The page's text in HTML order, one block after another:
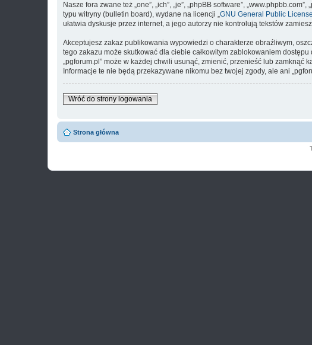
Nasze fora zwane też „one”, „ich”, „je”, „phpBB software”,
typu witryny (bulletin board), wydane na licencji „GNU General Public
ułatwia dyskusje przez internet, a jego autorzy nie kontrolują tekstów
Akceptujesz zakaz publikowania wypowiedzi o charakterze obraźliwym,
tego zakazu może skutkować dla ciebie całkowitym zablokowaniem
„pgforum.pl” może w każdej chwili usunąć, zmienić, przenieść lub
Informacje te nie będą przekazywane nikomu bez twojej zgody, ale ani
Wróć do strony logowania
Strona główna